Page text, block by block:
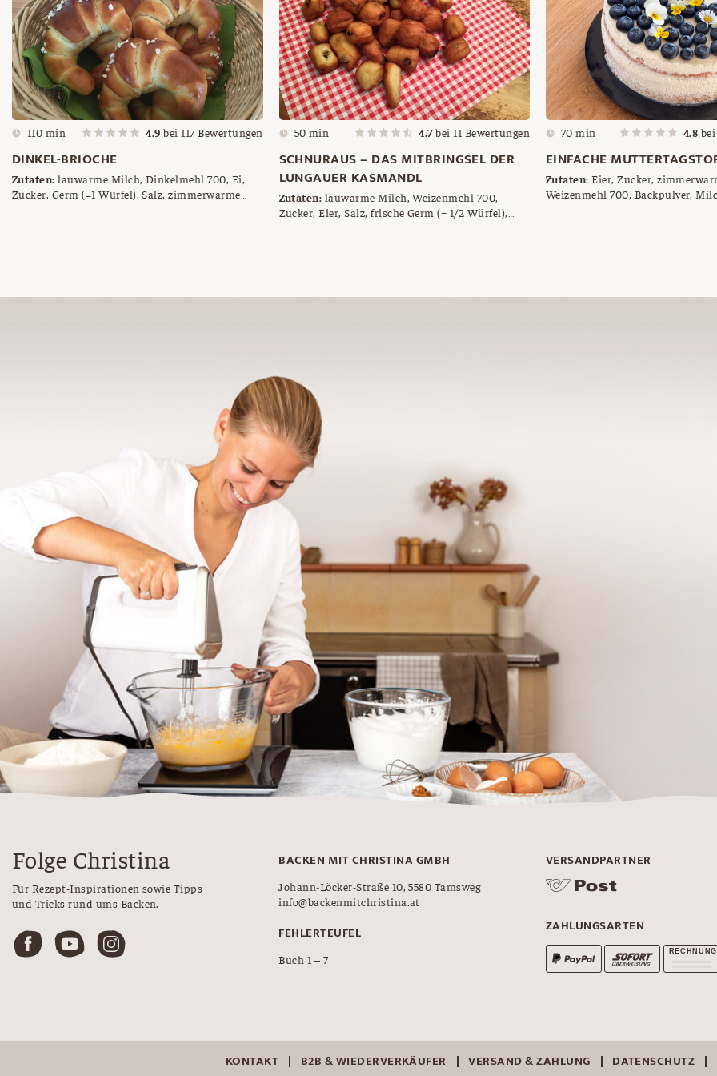
110 min 4.9 bei117Bewertungen
DINKEL-BRIOCHE
Zutaten: lauwarme Milch, Dinkelmehl 700, Ei,
Zucker, Germ (=1 Würfel), Salz, zimmerwarme
50 min 4.7bei11 Bewertungen
SCHNURAUS – DAS MITBRINGSEL DER
LUNGAUER KASMANDL
Zutaten: lauwarme Milch, Weizenmehl 700,
Zucker, Eier, Salz, frische Germ (= 1/2 Würfel),
70 min 4.8
EINFACHE
Zutaten: Eier, Zucker,
Weizenmehl 700, Backpulver, Milch, Schlagobers,
Folge Christina
Für Rezept-Inspirationen sowie Tipps
und Tricks rund ums Backen.
BACKEN MIT CHRISTINA GMBH
Johann-Löcker-Straße 10, 5580 Tamsweg
info@backenmitchristina.at
FEHLERTEUFEL
Buch 1 – 7
VERSANDPARTNER
ZAHLUNGSARTEN
KONTAKT B2B & WIEDERVERKÄUFER VERSAND & ZAHLUNG DATENSCHUTZ